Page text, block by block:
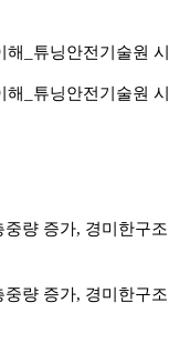
해_튜닝안전기술원
해_튜닝안전기술원
량 증가, 경미한구
량 증가, 경미한구